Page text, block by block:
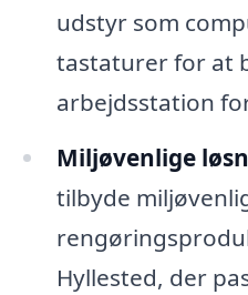
udstyr som
tastaturer for at
arbejdsstation
Miljøvenlige
tilbyde
Hyllested, der